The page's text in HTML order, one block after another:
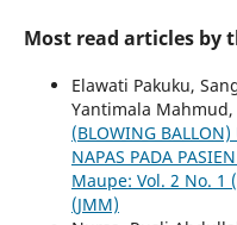
Most read articles by
Elawati Pakuku,
Yantimala Mahmud,
(BLOWING
NAPAS PADA
Maupe: Vol. 2 No. 1
(JMM)